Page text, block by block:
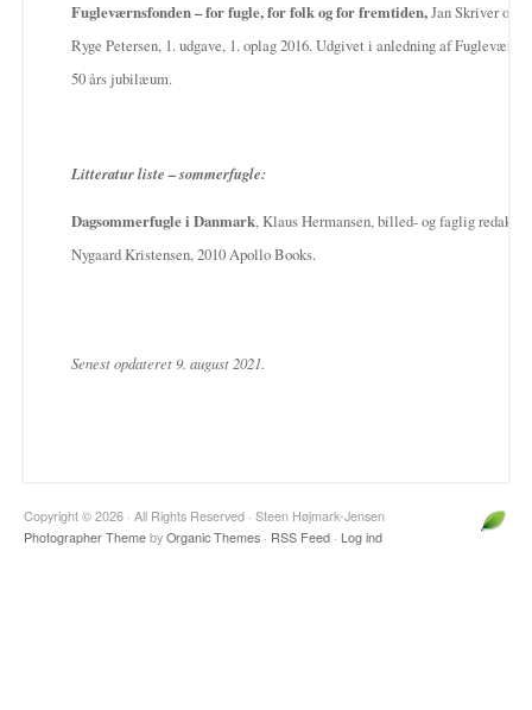
Fugleværnsfonden – for fugle, for folk og for fremtiden,Jan Skriver og
Ryge Petersen, 1. udgave, 1. oplag 2016. Udgivet i anledning af
50 års jubilæum.
Litteratur liste – sommerfugle:
Dagsommerfugle i Danmark, Klaus Hermansen, billed- og faglig
Nygaard Kristensen, 2010 Apollo Books.
Senest opdateret 9. august 2021.
Copyright © 2026 · All Rights Reserved · Steen Højmark-Jensen
Photographer Theme by Organic Themes · RSS Feed · Log ind